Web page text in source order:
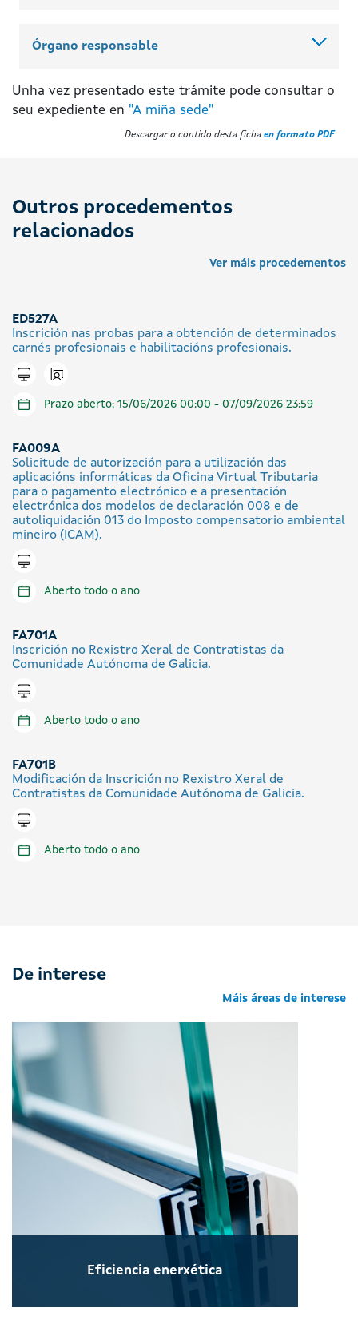
Órgano responsable
Unha vez presentado este trámite pode consultar o
seu expediente en "A miña sede"
Descargar o contido desta ficha en formato PDF
Outros procedementos
relacionados
Ver máis procedementos
ED527A
Inscrición nas probas para a obtención de determinados
carnés profesionais e habilitacións profesionais.
Tramitar en liña
Icono presencial
Prazo aberto: 15/06/2026 00:00 - 07/09/2026 23:59
FA009A
Solicitude de autorización para a utilización das
aplicacións informáticas da Oficina Virtual Tributaria
para o pagamento electrónico e a presentación
electrónica dos modelos de declaración 008 e de
autoliquidación 013 do Imposto compensatorio ambiental
mineiro (ICAM).
Tramitar en liña
Aberto todo o ano
FA701A
Inscrición no Rexistro Xeral de Contratistas da
Comunidade Autónoma de Galicia.
Tramitar en liña
Aberto todo o ano
FA701B
Modificación da Inscrición no Rexistro Xeral de
Contratistas da Comunidade Autónoma de Galicia.
Tramitar en liña
Aberto todo o ano
De interese
Máis áreas de interese
Eficiencia enerxética